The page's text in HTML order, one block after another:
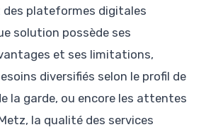
plateformes digitales
solution possède ses
et ses limitations,
diversifiés selon le profil de
la garde, ou encore les attentes
la qualité des services